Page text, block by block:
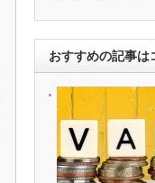
おすすめの記事は